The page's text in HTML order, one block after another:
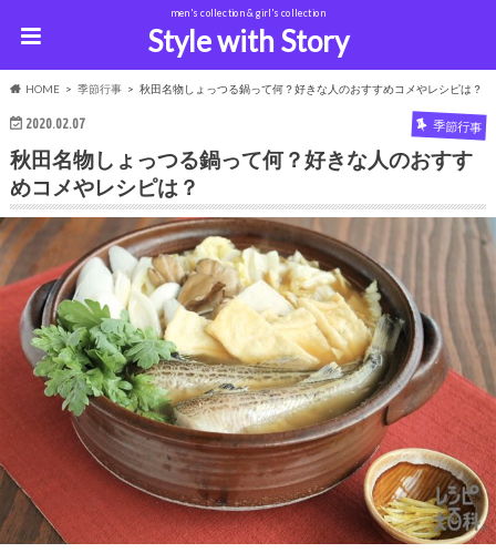
men's collection & girl's collection
Style with Story
HOME 季節行事 秋田名物しょっつる鍋って何？好きな人のおすすめコメやレシピは？
2020.02.07 季節行事
秋田名物しょっつる鍋って何？好きな人のおすす
めコメやレシピは？